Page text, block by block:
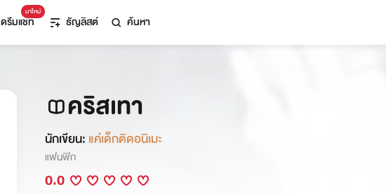
มาใหม่
ดรีมแชท ธัญลิสต์ ค้นหา
คริสเทา
นักเขียน: แค่เด็กติดอนิเมะ
แฟนฟิก
0.0